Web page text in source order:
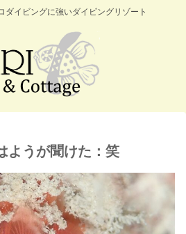
ダイビングに強いダイビングリゾート
ようが聞けた：笑